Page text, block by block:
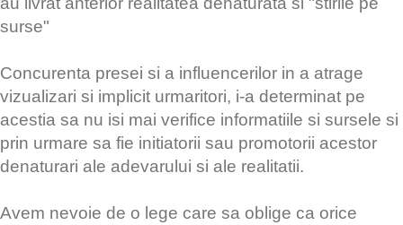
surse"
Concurenta presei si a influencerilor in a atrage
vizualizari si implicit urmaritori, i-a determinat pe
acestia sa nu isi mai verifice informatiile si sursele si
prin urmare sa fie initiatorii sau promotorii acestor
denaturari ale adevarului si ale realitatii.
Avem nevoie de o lege care sa oblige ca orice